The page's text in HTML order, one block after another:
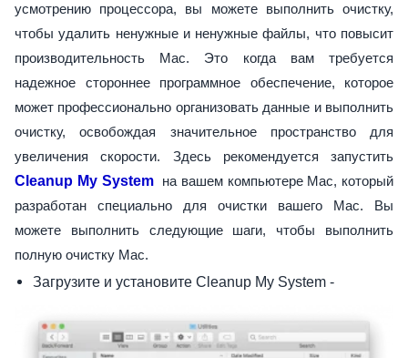
усмотрению процессора, вы можете выполнить очистку,
чтобы удалить ненужные и ненужные файлы, что повысит
производительность Mac. Это когда вам требуется
надежное стороннее программное обеспечение, которое
может профессионально организовать данные и выполнить
очистку, освобождая значительное пространство для
увеличения скорости. Здесь рекомендуется запустить
Cleanup My System
на вашем компьютере Mac, который
разработан специально для очистки вашего Mac. Вы
можете выполнить следующие шаги, чтобы выполнить
полную очистку Mac.
Загрузите и установите Cleanup My System -